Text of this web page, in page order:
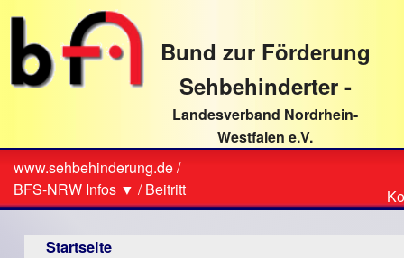
direkt
Textinhalt
Bund zur Förderung
Sehbehinderter -
Landesverband Nordrhein-
Westfalen e.V.
Sie
sind
hier
www.sehbehinderung.de/
BFS-NRW Infos ▼ /Beitritt
Startseite